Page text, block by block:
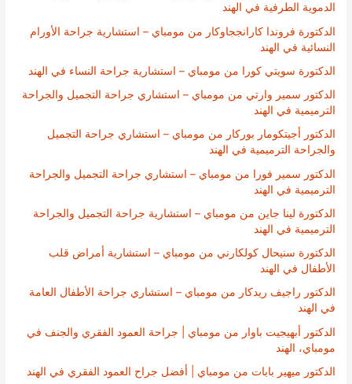
الدموية الطرفية في الهند
الدكتورة فروندا كارانججاوكار من مومباي – استشارية جراحة الأورام
النسائية في الهند
الدكتورة سويتي كورا من مومباي – استشارية جراحة النساء في الهند
الدكتور سمير وارتي من مومباي – استشاري جراحة التجميل والجراحة
الترميمية في الهند
الدكتور أجيتكومار بوركار من مومباي – استشاري جراحة التجميل
والجراحة الترميمية في الهند
الدكتور سمير فورا من مومباي – استشاري جراحة التجميل والجراحة
الترميمية في الهند
الدكتورة لينا جاين من مومباي – استشارية جراحة التجميل والجراحة
الترميمية في الهند
الدكتورة سنيحال كولكارني من مومباي – استشارية أمراض قلب
الأطفال في الهند
الدكتور راجيف ريدكار من مومباي – استشاري جراحة الأطفال العامة
في الهند
الدكتور أبهيجيت باوار من مومباي | جراحة العمود الفقري والجنف في
مومباي، الهند
الدكتور ميهير بابات من مومباي | أفضل جراح العمود الفقري في الهند